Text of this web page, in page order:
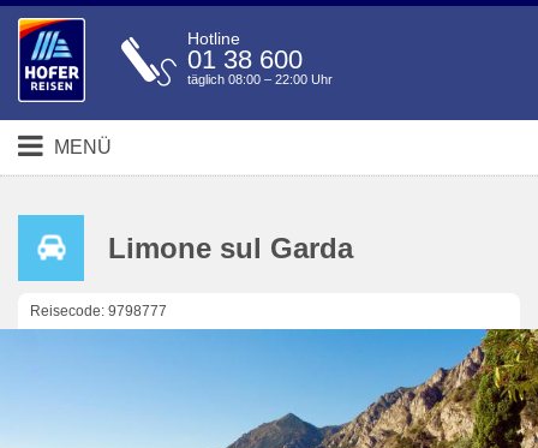
Hotline
01 38 600
täglich 08:00 – 22:00 Uhr
MENÜ
Limone sul Garda
Reisecode: 9798777